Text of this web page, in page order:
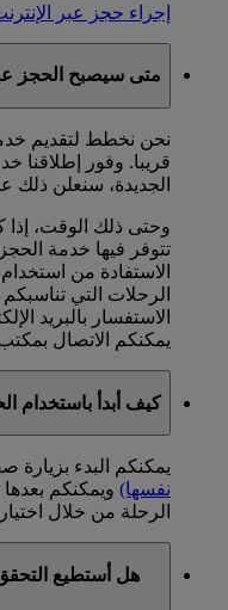
إجراء حجز عبر
متى سيصبح الحجز
نحن نخطط لتقديم
قريبا. وفور إطلاقنا
الجديدة، سنعلن ذلك
وحتى ذلك الوقت، إذا
تتوفر فيها خدمة
الاستفادة من
الرحلات التي
الاستفسار بالبريد
يمكنكم الاتصال
كيف أبدأ باستخدام
يمكنكم البدء بزيارة
نفسها) ويمكنكم
الرحلة من خلال
هل أستطيع